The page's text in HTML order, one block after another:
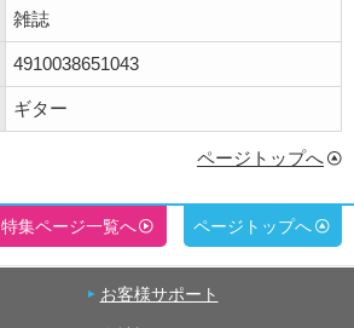
雑誌
4910038651043
ギター
ページトップへ
特集ページ一覧へ ページトップへ
お客様サポート